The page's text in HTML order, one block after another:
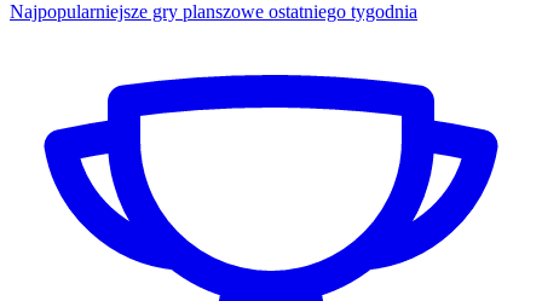
Najpopularniejsze gry planszowe ostatniego tygodnia